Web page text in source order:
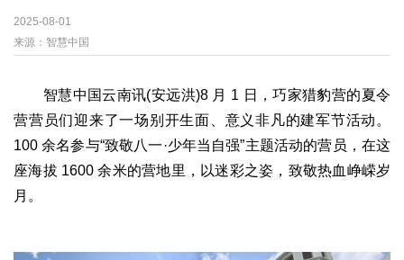
经济观察
经济转型
供给侧改革
深化改革 司法公正
观察思考
文化
中华文化
2025-08-01
来源： 智慧中国
智慧中国云南讯(安远洪)8 月 1 日，巧家猎豹营的夏令
营营员们迎来了一场别开生面、意义非凡的建军节活动。
100 余名参与“致敬八一·少年当自强”主题活动的营员，在这
座海拔 1600 余米的营地里，以迷彩之姿，致敬热血峥嵘岁
月。